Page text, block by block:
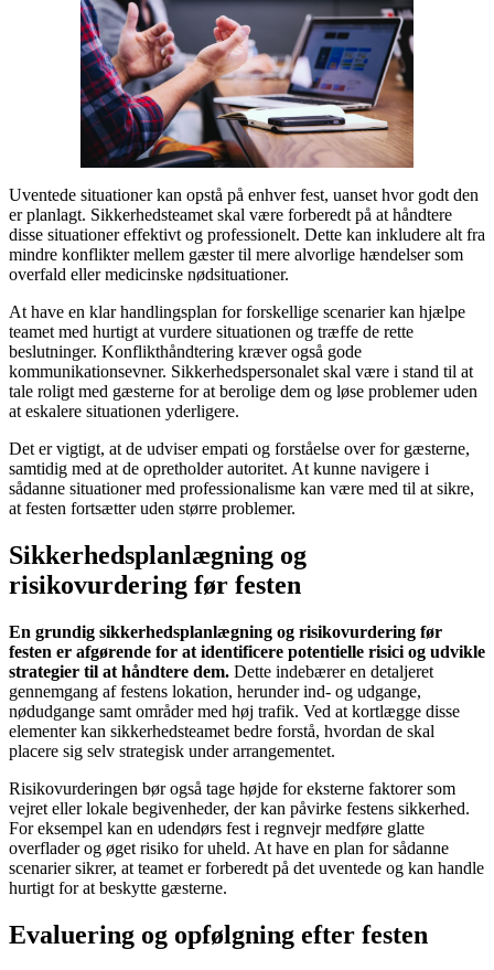
Uventede situationer kan opstå på enhver fest, uanset hvor godt den
er planlagt. Sikkerhedsteamet skal være forberedt på at håndtere
disse situationer effektivt og professionelt. Dette kan inkludere alt fra
mindre konflikter mellem gæster til mere alvorlige hændelser som
overfald eller medicinske nødsituationer.
At have en klar handlingsplan for forskellige scenarier kan hjælpe
teamet med hurtigt at vurdere situationen og træffe de rette
beslutninger. Konflikthåndtering kræver også gode
kommunikationsevner. Sikkerhedspersonalet skal være i stand til at
tale roligt med gæsterne for at berolige dem og løse problemer uden
at eskalere situationen yderligere.
Det er vigtigt, at de udviser empati og forståelse over for gæsterne,
samtidig med at de opretholder autoritet. At kunne navigere i
sådanne situationer med professionalisme kan være med til at sikre,
at festen fortsætter uden større problemer.
Sikkerhedsplanlægning og
risikovurdering før festen
En grundig sikkerhedsplanlægning og risikovurdering før
festen er afgørende for at identificere potentielle risici og udvikle
strategier til at håndtere dem. Dette indebærer en detaljeret
gennemgang af festens lokation, herunder ind- og udgange,
nødudgange samt områder med høj trafik. Ved at kortlægge disse
elementer kan sikkerhedsteamet bedre forstå, hvordan de skal
placere sig selv strategisk under arrangementet.
Risikovurderingen bør også tage højde for eksterne faktorer som
vejret eller lokale begivenheder, der kan påvirke festens sikkerhed.
For eksempel kan en udendørs fest i regnvejr medføre glatte
overflader og øget risiko for uheld. At have en plan for sådanne
scenarier sikrer, at teamet er forberedt på det uventede og kan handle
hurtigt for at beskytte gæsterne.
Evaluering og opfølgning efter festen